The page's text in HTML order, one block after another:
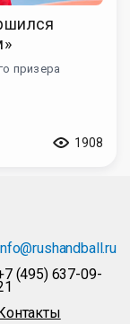
призера
1908
(495) 637-09-
Контакты